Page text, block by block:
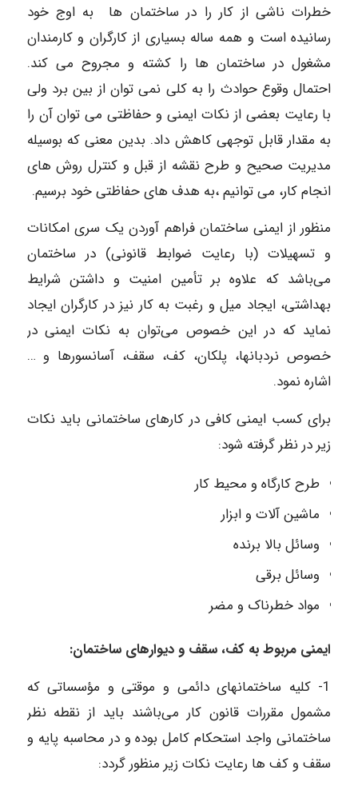
خطرات ناشی از کار را در ساختمان ها به اوج خود
رسانیده است و همه ساله بسیاری از کارگران و کارمندان
مشغول در ساختمان ها را کشته و مجروح می کند.
احتمال وقوع حوادث را به کلی نمی توان از بین برد ولی
با رعایت بعضی از نکات ایمنی و حفاظتی می توان آن را
به مقدار قابل توجهی کاهش داد. بدین معنی که بوسیله
مدیریت صحیح و طرح نقشه از قبل و کنترل روش های
انجام کار، می توانیم ،به هدف های حفاظتی خود برسیم.
منظور از ایمنی ساختمان فراهم آوردن یک سری امکانات
و تسهیلات (با رعایت ضوابط قانونی) در ساختمان
می‌باشد که علاوه بر تأمین امنیت و داشتن شرایط
بهداشتی، ایجاد میل و رغبت به کار نیز در کارگران ایجاد
نماید که در این خصوص می‌توان به نکات ایمنی در
خصوص نردبانها، پلکان، کف، سقف، آسانسورها و …
اشاره نمود.
برای کسب ایمنی کافی در کارهای ساختمانی باید نکات
زیر در نظر گرفته شود:
طرح کارگاه و محیط کار
ماشین آلات و ابزار
وسائل بالا برنده
وسائل برقی
مواد خطرناک و مضر
ایمنی مربوط به کف، سقف و دیوارهای ساختمان:
1- کلیه ساختمانهای دائمی و موقتی و مؤسساتی که
مشمول مقررات قانون کار می‌باشند باید از نقطه نظر
ساختمانی واجد استحکام کامل بوده و در محاسبه پایه و
سقف و کف ها رعایت نکات زیر منظور گردد: